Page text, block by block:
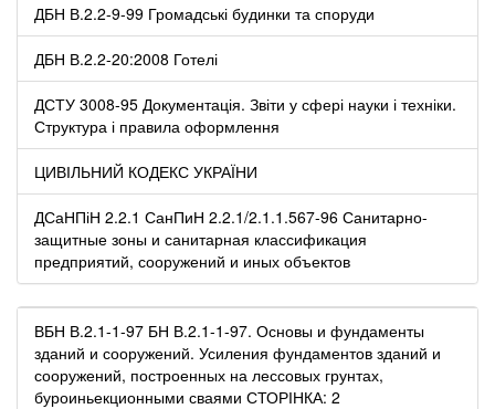
ДБН В.2.2-9-99 Громадські будинки та споруди
ДБН В.2.2-20:2008 Готелі
ДСТУ 3008-95 Документація. Звіти у сфері науки і техніки.
Структура і правила оформлення
ЦИВІЛЬНИЙ КОДЕКС УКРАЇНИ
ДСаНПіН 2.2.1 СанПиН 2.2.1/2.1.1.567-96 Санитарно-
защитные зоны и санитарная классификация
предприятий, сооружений и иных объектов
ВБН В.2.1-1-97 БН В.2.1-1-97. Основы и фундаменты
зданий и сооружений. Усиления фундаментов зданий и
сооружений, построенных на лессовых грунтах,
буроиньекционными сваями СТОРІНКА: 2